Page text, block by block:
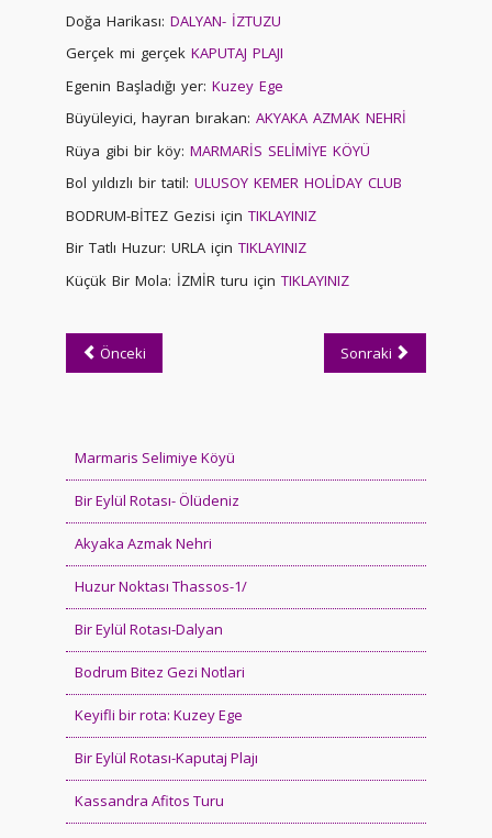
Doğa Harikası: DALYAN- İZTUZU
Gerçek mi gerçek KAPUTAJ PLAJI
Egenin Başladığı yer: Kuzey Ege
Büyüleyici, hayran bırakan: AKYAKA AZMAK NEHRİ
Rüya gibi bir köy: MARMARİS SELİMİYE KÖYÜ
Bol yıldızlı bir tatil: ULUSOY KEMER HOLİDAY CLUB
BODRUM-BİTEZ Gezisi için TIKLAYINIZ
Bir Tatlı Huzur: URLA için TIKLAYINIZ
Küçük Bir Mola: İZMİR turu için TIKLAYINIZ
Önceki Sonraki
Marmaris Selimiye Köyü
Bir Eylül Rotası- Ölüdeniz
Akyaka Azmak Nehri
Huzur Noktası Thassos-1/
Bir Eylül Rotası-Dalyan
Bodrum Bitez Gezi Notlari
Keyifli bir rota: Kuzey Ege
Bir Eylül Rotası-Kaputaj Plajı
Kassandra Afitos Turu